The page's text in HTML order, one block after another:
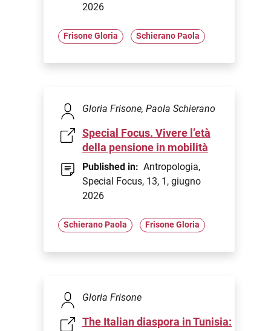
2026
Frisone Gloria Schierano Paola
Gloria Frisone, Paola Schierano
Special Focus. Vivere l’età
della pensione in mobilità
Published in: Antropologia,
Special Focus, 13, 1, giugno
2026
Schierano Paola Frisone Gloria
Gloria Frisone
The Italian diaspora in Tunisia: